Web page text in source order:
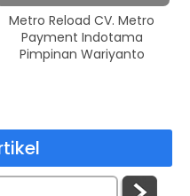
Metro Reload CV. Metro
Payment Indotama
Pimpinan Wariyanto